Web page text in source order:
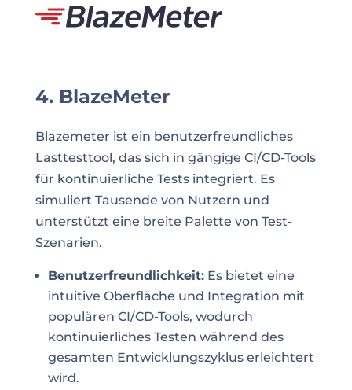
4. BlazeMeter
Blazemeter ist ein benutzerfreundliches
Lasttesttool, das sich in gängige CI/CD-Tools
für kontinuierliche Tests integriert. Es
simuliert Tausende von Nutzern und
unterstützt eine breite Palette von Test-
Szenarien.
Benutzerfreundlichkeit:Es bietet eine
intuitive Oberfläche und Integration mit
populären CI/CD-Tools, wodurch
kontinuierliches Testen während des
gesamten Entwicklungszyklus erleichtert
wird.